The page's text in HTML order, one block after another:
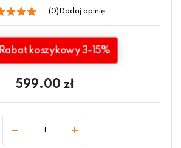
(0) Dodaj opinię
Rabat koszykowy 3-15%
599.00 zł